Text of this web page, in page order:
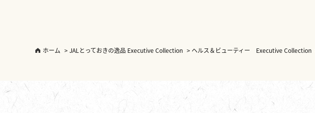
ホーム >JALとっておきの逸品 Executive Collection > ヘルス＆ビューティー Executive Collection